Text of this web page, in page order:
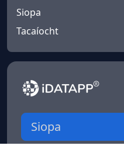
Siopa
Tacaíocht
Siopa